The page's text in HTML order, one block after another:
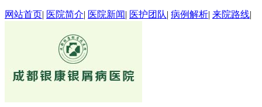
网站首页| 医院简介| 医院新闻| 医护团队| 病例解析| 来院路线|